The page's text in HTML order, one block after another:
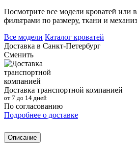
Посмотрите все модели кроватей или
фильтрами по размеру, ткани и
Все модели Каталог кроватей
Доставка в Санкт-Петербург
Сменить
Доставка транспортной компанией
от 7 до 14 дней
По согласованию
Подробнее о доставке
Описание